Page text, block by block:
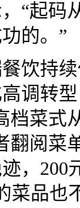
“起码
的。”
饮持
调转
档菜式
翻阅菜
，200
菜品也